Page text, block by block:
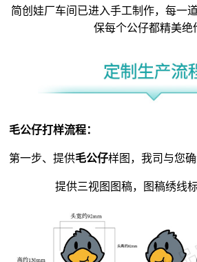
简创娃厂车间已进入手工制作，每一
保每个公仔都精美绝
毛公仔打样流程：
第一步、提供毛公仔样图，我司与您
提供三视图图稿，图稿绣线